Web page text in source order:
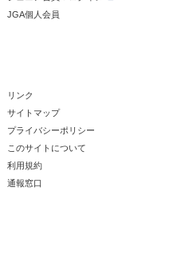
JGA個人会員
リンク
サイトマップ
プライバシーポリシー
このサイトについて
利用規約
通報窓口